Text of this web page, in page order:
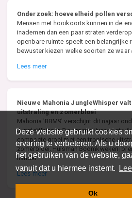
Deze website gebruikt cookies
ervaring te verbeteren. Als u
het gebruiken van de website,
vanuit dat u hiermee instemt.
Ok
Onderzoek: hoeveelheid pollen
Mensen met hooikoorts kunnen in de
inademen dan een paar straten
openbare ruimte speelt een belangrijke
bewuster kiezen welke soorten ze waar
Lees meer
Nieuwe Mahonia JungleWhisper
uitstraling en zomerbloei
Mahonia 'BBM9' verschijnt dit najaar
JungleWhisper. De groenblijvende
compacte groei met een tropische
zomerbloei. Huisman Boomkwekerij
handel.
Lees meer